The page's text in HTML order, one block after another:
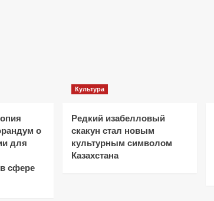
о
для
сфере
Культура
Редкий изабелловый
скакун стал новым
культурным символом
Казахстана